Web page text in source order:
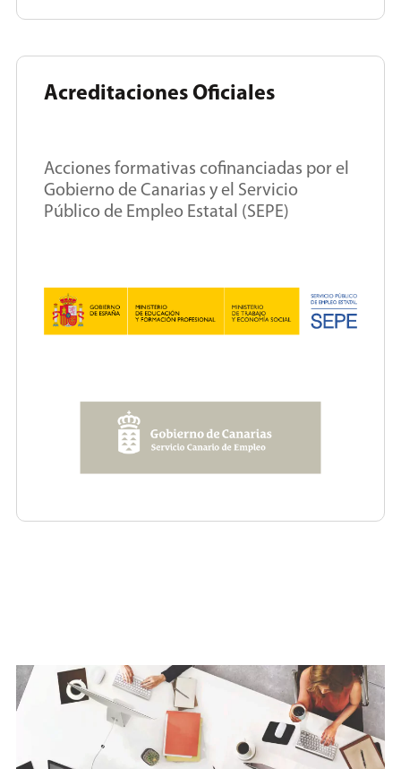
Acreditaciones Oficiales
Acciones formativas cofinanciadas por el
Gobierno de Canarias y el Servicio
Público de Empleo Estatal (SEPE)